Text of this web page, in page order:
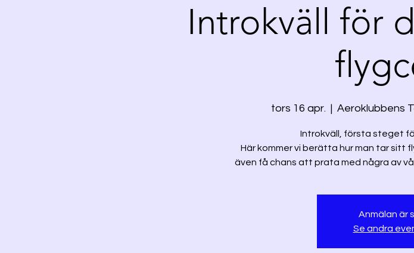
Introkväll för
tors 16 apr. Aeroklubbens
Introkväll, första steget
Här kommer vi berätta hur man tar sitt
även få chans att prata med några av
Anmälan är
Se andra